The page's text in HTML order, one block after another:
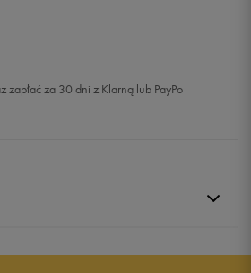
zapłać za 30 dni z Klarną lub PayPo
4.8